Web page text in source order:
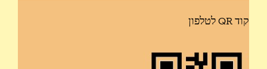
קוד QR לטלפון